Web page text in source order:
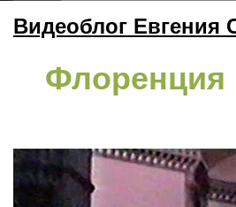
Видеоблог Евгения
Флоренция